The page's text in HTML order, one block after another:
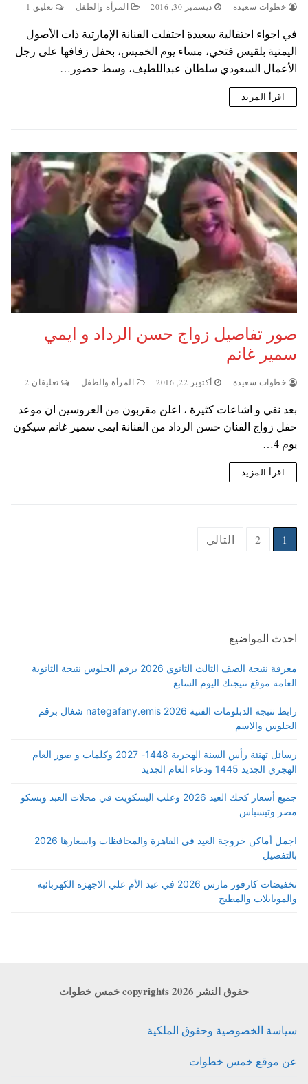
خطوات سعيدة ديسمبر 30, 2016 المرأة والطفل تعليق 1
في اجواء احتفالية سعيدة احتفلت الفنانة الإمارتية ذات الأصول
اليمنية بلقيس فتحي، مساء يوم الخميس، بحفل زفافها على رجل
الأعمال السعودي سلطان عبداللطيف، وسط حضور…
اقرأ المزيد
صور تفاصيل زواج حسن الرداد و ايمي
سمير غانم
خطوات سعيدة أكتوبر 22, 2016 المرأة والطفل تعليقان 2
بعد نفي و اشاعات كثيرة ، اعلن مقربون من العروسين ان موعد
حفل زواج الفنان حسن الرداد من الفنانة ايمي سمير غانم سيكون
يوم 4…
اقرأ المزيد
Posts
1
2 التالي
احدث المواضيع
معرفة نتيجة الصف الثالث الثانوي 2026 برقم الجلوس نتيجة الثانوية
العامة موقع نتيجتك اليوم السابع
رابط نتيجة الدبلومات الفنية 2026 nategafany.emis شغال برقم
الجلوس والاسم
رسائل تهنئة رأس السنة الهجرية 1448- 2027 وكلمات و صور العام
الهجري الجديد 1445 ودعاء العام الجديد
جميع أسعار كحك العيد 2026 وعلب البسكويت في محلات العبد وبسكو
مصر وتيسباس
اجمل أماكن خروجة العيد في القاهرة والمحافظات واسعارها 2026
بالتفصيل
تخفيضات كارفور مارس 2026 في عيد الأم علي الاجهزة الكهربائية
والموبايلات والمطبخ
حقوق النشر copyrights 2026 خمس خطوات
سياسة الخصوصية وحقوق الملكية
عن موقع خمس خطوات